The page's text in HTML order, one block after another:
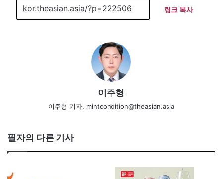
링크 복사
이주형
이주형 기자, mintcondition@theasian.asia
필자의 다른 기사